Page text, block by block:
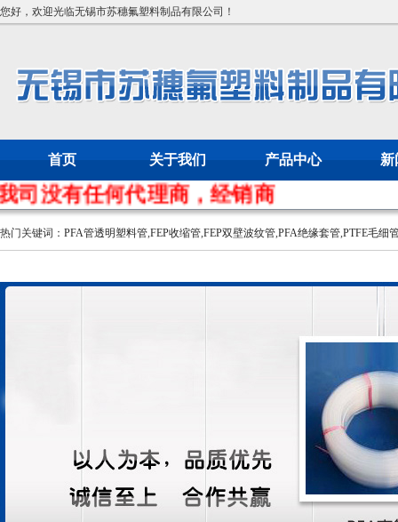
您好，欢迎光临无锡市苏穗氟塑料制品有限公司！
首页 关于我们 产品中心 新
有任何代理商，经销商
热门关键词： PFA管透明塑料管,FEP收缩管,FEP双壁波纹管,PFA绝缘套管,PTFE毛细